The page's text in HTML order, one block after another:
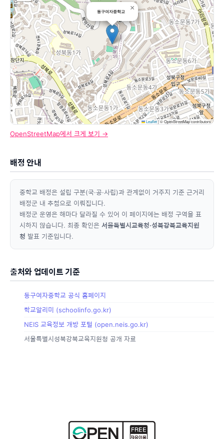
동구여자중학교 ×
Leaflet|© OpenStreetMap contributors
OpenStreetMap에서 크게 보기 →
배정 안내
중학교 배정은 설립 구분(국·공·사립)과 관계없이 거주지 기준 근거리
배정군 내 추첨으로 이뤄집니다.
배정군 운영은 해마다 달라질 수 있어 이 페이지에는 배정 구역을 표
시하지 않습니다. 최종 확인은 서울특별시교육청·성북강북교육지원
청 발표 기준입니다.
출처와 업데이트 기준
동구여자중학교 공식 홈페이지
학교알리미 (schoolinfo.go.kr)
NEIS 교육정보 개방 포털 (open.neis.go.kr)
서울특별시성북강북교육지원청 공개 자료